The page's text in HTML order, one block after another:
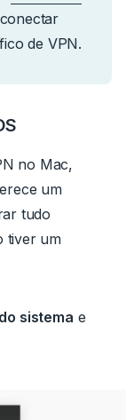
de VPN.
no Mac,
um
tudo
tiver um
sistema e